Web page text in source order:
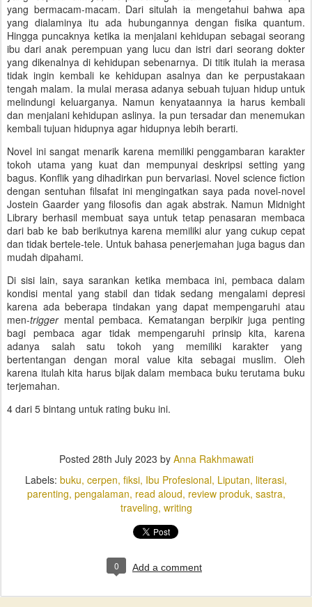
yang bermacam-macam. Dari situlah ia mengetahui bahwa apa
yang dialaminya itu ada hubungannya dengan fisika quantum.
Hingga puncaknya ketika ia menjalani kehidupan sebagai seorang
ibu dari anak perempuan yang lucu dan istri dari seorang dokter
yang dikenalnya di kehidupan sebenarnya. Di titik itulah ia merasa
tidak ingin kembali ke kehidupan asalnya dan ke perpustakaan
tengah malam. Ia mulai merasa adanya sebuah tujuan hidup untuk
melindungi keluarganya. Namun kenyataannya ia harus kembali
dan menjalani kehidupan aslinya. Ia pun tersadar dan menemukan
kembali tujuan hidupnya agar hidupnya lebih berarti.
Novel ini sangat menarik karena memiliki penggambaran karakter
tokoh utama yang kuat dan mempunyai deskripsi setting yang
bagus. Konflik yang dihadirkan pun bervariasi. Novel science fiction
dengan sentuhan filsafat ini mengingatkan saya pada novel-novel
Jostein Gaarder yang filosofis dan agak abstrak. Namun Midnight
Library berhasil membuat saya untuk tetap penasaran membaca
dari bab ke bab berikutnya karena memiliki alur yang cukup cepat
dan tidak bertele-tele. Untuk bahasa penerjemahan juga bagus dan
mudah dipahami.
Di sisi lain, saya sarankan ketika membaca ini, pembaca dalam
kondisi mental yang stabil dan tidak sedang mengalami depresi
karena ada beberapa tindakan yang dapat mempengaruhi atau
men-triggermental pembaca. Kematangan berpikir juga penting
bagi pembaca agar tidak mempengaruhi prinsip kita, karena
adanya salah satu tokoh yang memiliki karakter yang
bertentangan dengan moral value kita sebagai muslim. Oleh
karena itulah kita harus bijak dalam membaca buku terutama buku
terjemahan.
4 dari 5 bintang untuk rating buku ini.
Posted 28th July 2023 by Anna Rakhmawati
Labels: buku cerpen fiksi Ibu Profesional Liputan literasi
parenting pengalaman read aloud review produk sastra
traveling writing
0 Add a comment